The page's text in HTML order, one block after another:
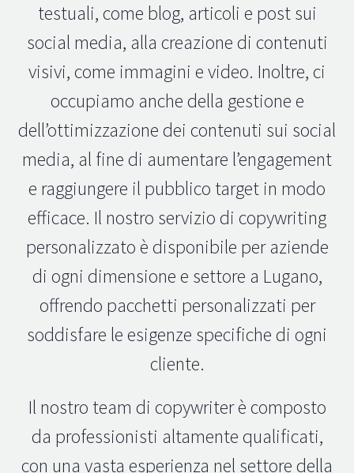
testuali, come blog, articoli e post sui
social media, alla creazione di contenuti
visivi, come immagini e video. Inoltre, ci
occupiamo anche della gestione e
dell’ottimizzazione dei contenuti sui social
media, al fine di aumentare l’engagement
e raggiungere il pubblico target in modo
efficace. Il nostro servizio di copywriting
personalizzato è disponibile per aziende
di ogni dimensione e settore a Lugano,
offrendo pacchetti personalizzati per
soddisfare le esigenze specifiche di ogni
cliente.
Il nostro team di copywriter è composto
da professionisti altamente qualificati,
con una vasta esperienza nel settore della